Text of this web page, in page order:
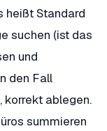
heißt Standard
suchen (ist das
und
den Fall
korrekt ablegen.
summieren